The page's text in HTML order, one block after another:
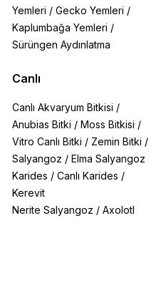
Yemleri / Gecko Yemleri /
Kaplumbağa Yemleri /
Sürüngen Aydınlatma
Canlı
Canlı Akvaryum Bitkisi /
Anubias Bitki / Moss Bitkisi /
Vitro Canlı Bitki / Zemin Bitki /
Salyangoz / Elma Salyangoz
Karides / Canlı Karides /
Kerevit
Nerite Salyangoz / Axolotl